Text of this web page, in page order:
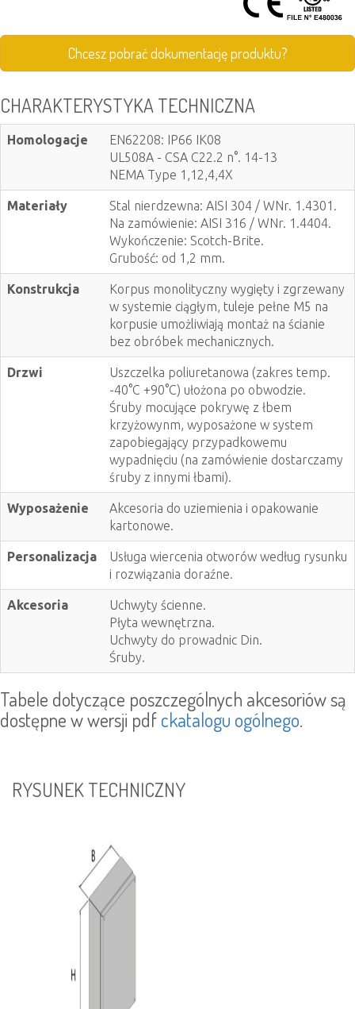
Chcesz pobrać dokumentację produktu?
CHARAKTERYSTYKA TECHNICZNA
Homologacje
EN62208: IP66 IK08
UL508A - CSA C22.2 n°. 14-13
NEMA Type 1,12,4,4X
Materiały
Stal nierdzewna: AISI 304 / WNr. 1.4301.
Na zamówienie: AISI 316 / WNr. 1.4404.
Wykończenie: Scotch-Brite.
Grubość: od 1,2 mm.
Konstrukcja
Korpus monolityczny wygięty i zgrzewany
w systemie ciągłym, tuleje pełne M5 na
korpusie umożliwiają montaż na ścianie
bez obróbek mechanicznych.
Drzwi
Uszczelka poliuretanowa (zakres temp.
-40°C +90°C) ułożona po obwodzie.
Śruby mocujące pokrywę z łbem
krzyżowynm, wyposażone w system
zapobiegający przypadkowemu
wypadnięciu (na zamówienie dostarczamy
śruby z innymi łbami).
Wyposażenie
Akcesoria do uziemienia i opakowanie
kartonowe.
Personalizacja
Usługa wiercenia otworów według rysunku
i rozwiązania doraźne.
Akcesoria
Uchwyty ścienne.
Płyta wewnętrzna.
Uchwyty do prowadnic Din.
Śruby.
Tabele dotyczące poszczególnych akcesoriów są
dostępne w wersji pdfckatalogu ogólnego.
RYSUNEK TECHNICZNY